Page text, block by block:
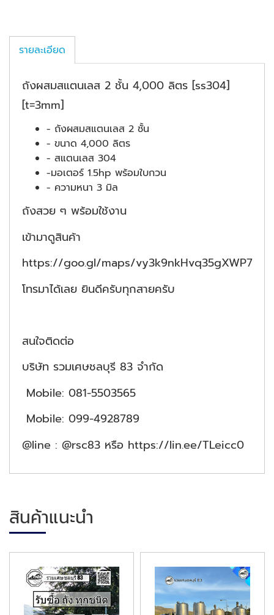
รายละเอียด
ถังผสมสแตนเลส 2 ชั้น 4,000 ลิตร [ss304]
[t=3mm]
- ถังผสมสแตนเลส 2 ชั้น
- ขนาด 4,000 ลิตร
- สแตนเลส 304
-มอเตอร์ 1.5hp พร้อมใบกวน
- ความหนา 3 มิล
ถังสวย ๆ พร้อมใช้งาน
เข้ามาดูสินค้า
https://goo.gl/maps/vy3k9nkHvq35gXWP7
โทรมาได้เลย ยินดีครับทุกสายครับ
สนใจติดต่อ
บริษัท รวมเศษชลบุรี 83 จำกัด
Mobile: 081-5503565
Mobile: 099-4928789
@line : @rsc83 หรือ https://lin.ee/TLeicc0
สินค้าแนะนำ